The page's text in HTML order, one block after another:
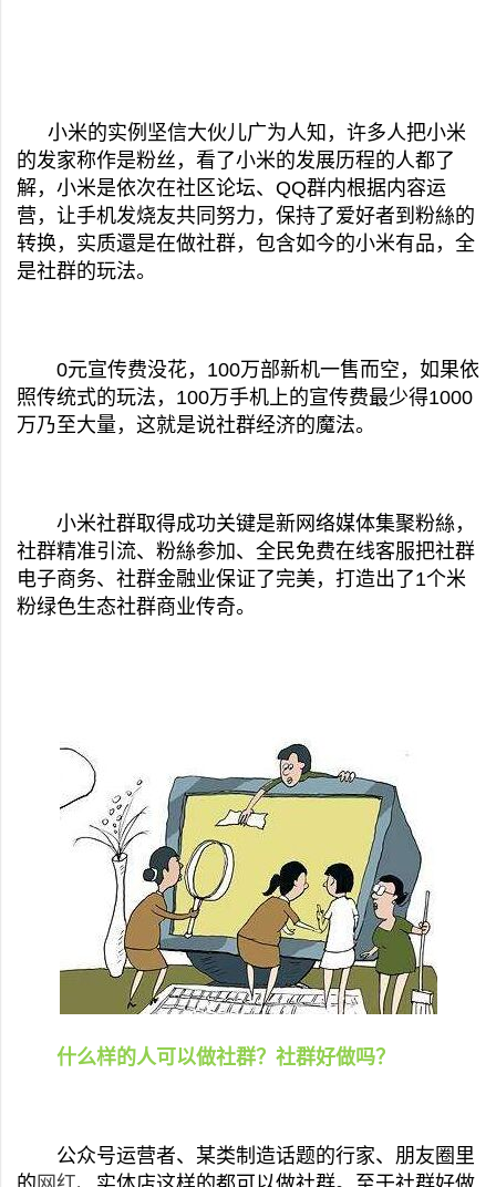
小米的实例坚信大伙儿广为人知，许多人把小米
的发家称作是粉丝，看了小米的发展历程的人都了
解，小米是依次在社区论坛、QQ群内根据内容运
营，让手机发烧友共同努力，保持了爱好者到粉絲的
转换，实质還是在做社群，包含如今的小米有品，全
是社群的玩法。
0元宣传费没花，100万部新机一售而空，如果依
照传统式的玩法，100万手机上的宣传费最少得1000
万乃至大量，这就是说社群经济的魔法。
小米社群取得成功关键是新网络媒体集聚粉絲，
社群精准引流、粉絲参加、全民免费在线客服把社群
电子商务、社群金融业保证了完美，打造出了1个米
粉绿色生态社群商业传奇。
什么样的人可以做社群？社群好做吗？
公众号运营者、某类制造话题的行家、朋友圈里